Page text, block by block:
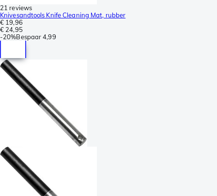
21 reviews
Knivesandtools Knife Cleaning Mat, rubber
€ 19,96
€ 24,95
-20%Bespaar 4,99